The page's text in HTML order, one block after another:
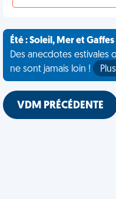
Été : Soleil, Mer et Gaffes
Des anecdotes estivales
ne sont jamais loin !
VDM PRÉCÉDENTE